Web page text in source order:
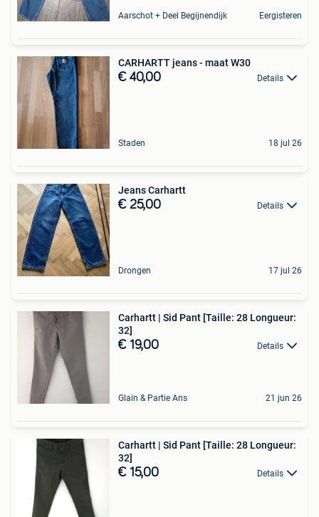
Aarschot + Deel Begijnendijk Eergisteren
CARHARTT jeans - maat W30
€ 40,00 Details
Staden 18 jul 26
Jeans Carhartt
€ 25,00 Details
Drongen 17 jul 26
Carhartt | Sid Pant [Taille: 28 Longueur:
32]
€ 19,00 Details
Glain & Partie Ans 21 jun 26
Carhartt | Sid Pant [Taille: 28 Longueur:
32]
€ 15,00 Details